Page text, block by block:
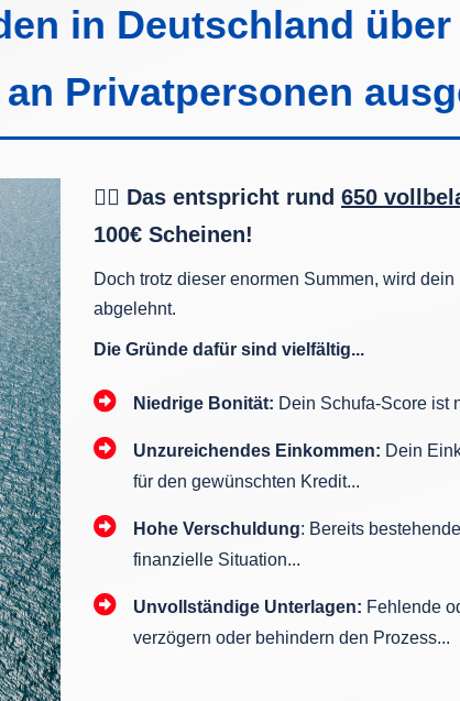
in Deutschland über
Privatpersonen
👉🏼 Das entspricht rund 650
100€ Scheinen!
Doch trotz dieser enormen Summen, wird
abgelehnt.
Die Gründe dafür sind vielfältig...
Niedrige Bonität: Dein Schufa-Score ist
Unzureichendes Einkommen: Dein
für den gewünschten Kredit...
Hohe Verschuldung: Bereits
finanzielle Situation...
Unvollständige Unterlagen: Fehlende
verzögern oder behindern den Prozess...